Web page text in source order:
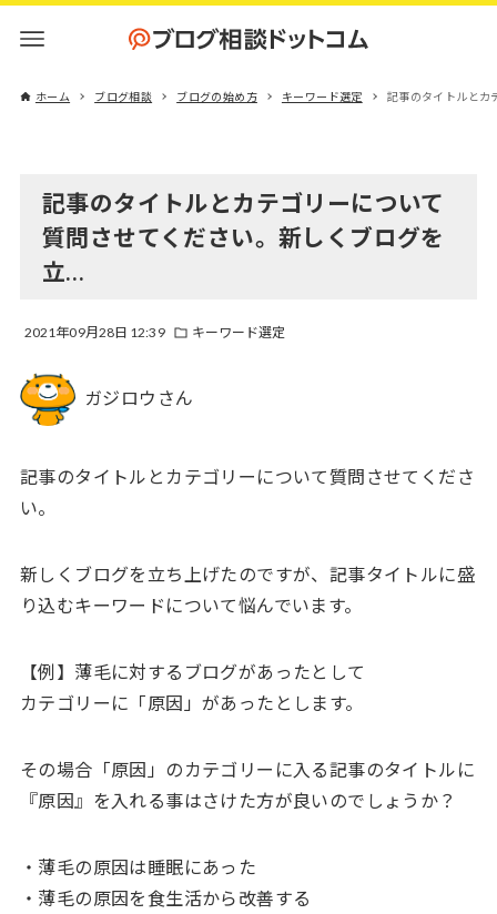
ホーム ブログ相談 ブログの始め方 キーワード選定 記事のタイトルとカ
記事のタイトルとカテゴリーについて
質問させてください。新しくブログを
立…
2021年09月28日 12:39 キーワード選定
ガジロウさん
記事のタイトルとカテゴリーについて質問させてくださ
い。
新しくブログを立ち上げたのですが、記事タイトルに盛
り込むキーワードについて悩んでいます。
【例】薄毛に対するブログがあったとして
カテゴリーに「原因」があったとします。
その場合「原因」のカテゴリーに入る記事のタイトルに
『原因』を入れる事はさけた方が良いのでしょうか？
・薄毛の原因は睡眠にあった
・薄毛の原因を食生活から改善する